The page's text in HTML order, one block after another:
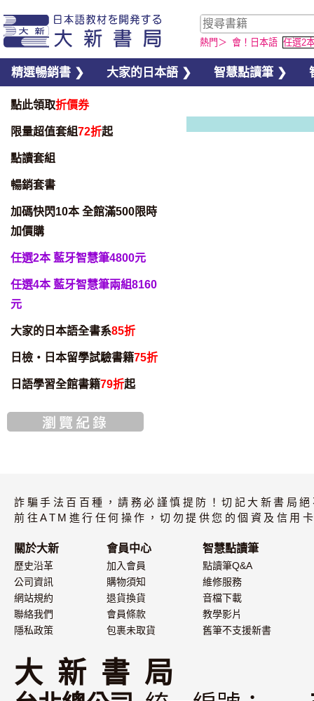
熱門＞ 會！日本語 任選2
精選暢銷書 ❯ 大家的日本語 ❯ 智慧點讀筆 ❯
點此領取折價券
限量超值套組72折起
點讀套組
暢銷套書
加碼快閃10本 全館滿500限時
加價購
任選2本 藍牙智慧筆4800元
任選4本 藍牙智慧筆兩組8160
元
大家的日本語全書系85折
日檢・日本留學試驗書籍75折
日語學習全館書籍79折起
詐騙手法百百種，請務必謹慎提防！切記大新書局
前往ATM進行任何操作，切勿提供您的個資及信用
關於大新
歷史沿革
公司資訊
網站規約
聯絡我們
隱私政策
會員中心
加入會員
購物須知
退貨換貨
會員條款
包裹未取貨
智慧點讀筆
點讀筆Q&A
維修服務
音檔下載
教學影片
舊筆不支援新書
大 新 書 局